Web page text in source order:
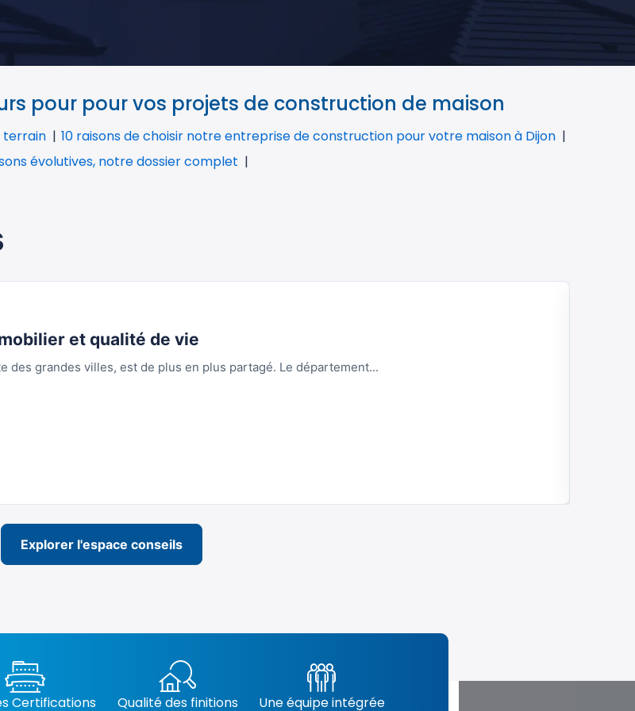
pour pour vos projets de construction de maison
terrain
10 raisons de choisir notre entreprise de construction pour votre maison à Dijon
évolutives, notre dossier complet
et qualité de vie
des grandes villes, est de plus en plus partagé. Le département...
Explorer l'espace conseils
Certifications Qualité des finitions Une équipe intégrée